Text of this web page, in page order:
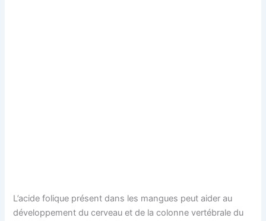
L’acide folique présent dans les mangues peut aider au
développement du cerveau et de la colonne vertébrale du